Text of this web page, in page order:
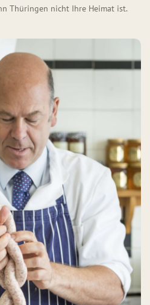
Thüringen nicht Ihre Heimat ist.